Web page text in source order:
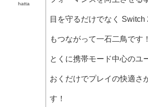
hatta
目を守るだけでなく Switch
もつながって一石二鳥です！
とくに携帯モード中心のユ
おくだけでプレイの快適さ
す！